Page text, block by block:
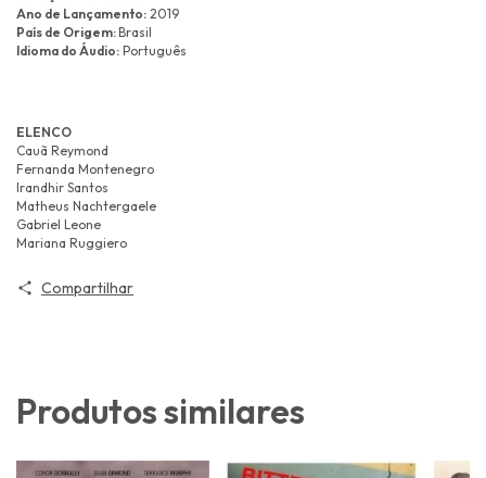
Ano de Lançamento: 2019
País de Origem:Brasil
Idioma do Áudio: Português
ELENCO
Cauã Reymond
Fernanda Montenegro
Irandhir Santos
Matheus Nachtergaele
Gabriel Leone
Mariana Ruggiero
Compartilhar
Produtos similares